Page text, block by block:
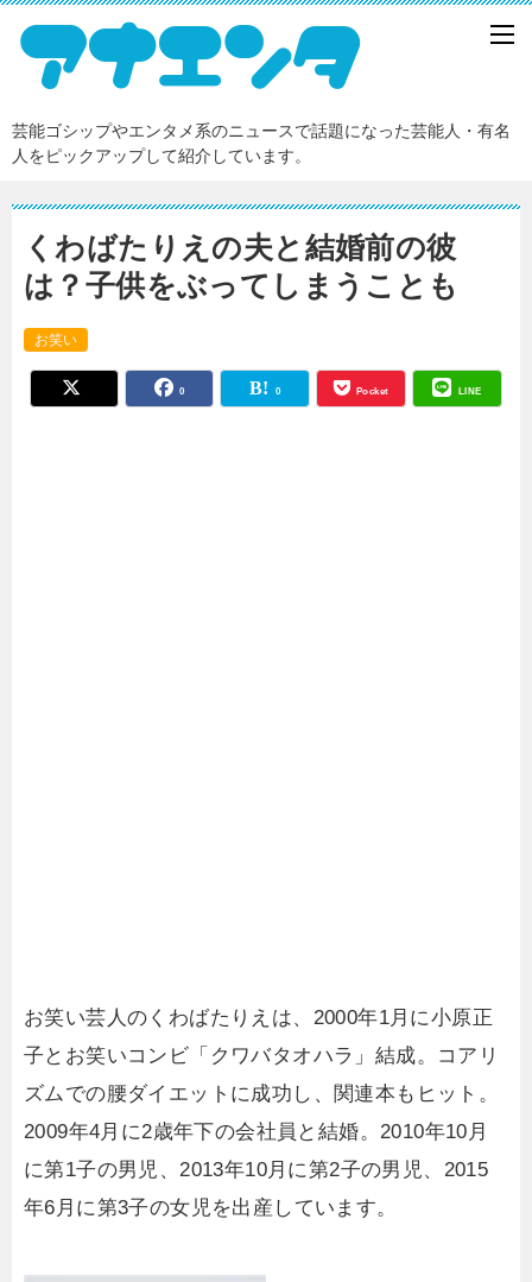
芸能ゴシップやエンタメ系のニュースで話題になった芸能人・有名
人をピックアップして紹介しています。
くわばたりえの夫と結婚前の彼
は？子供をぶってしまうことも
お笑い
0 0 Pocket LINE
お笑い芸人のくわばたりえは、2000年1月に小原正
子とお笑いコンビ「クワバタオハラ」結成。コアリ
ズムでの腰ダイエットに成功し、関連本もヒット。
2009年4月に2歳年下の会社員と結婚。2010年10月
に第1子の男児、2013年10月に第2子の男児、2015
年6月に第3子の女児を出産しています。